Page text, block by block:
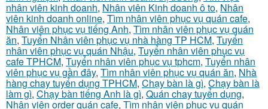
nhân viên kinh doanh, Nhân viên Kinh doanh ô to, Nhân
viên kinh doanh online, Tìm nhân viên phục vụ quán cafe,
Nhân viên phục vụ tiếng Anh, Tìm nhân viên phục vụ quán
ăn, Tuyển Nhân viên phục vụ nhà hàng TP HCM, Tuyển
nhân viên phục vụ quán Nhậu, Tuyển nhân viên phục vụ
cafe TPHCM, Tuyển nhân viên phục vụ tphcm, Tuyển nhân
viên phục vụ gần đây, Tìm nhân viên phục vụ quán ăn, Nhà
hàng chay tuyển dụng TPHCM, Chạy bàn là gì, Chạy bàn là
làm gì, Chạy bàn tiếng Anh là gì, Quán chay tuyển dụng,
Nhân viên order quán cafe, Tìm nhân viên phục vụ quán